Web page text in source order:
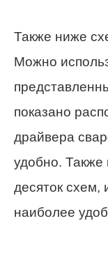
Также ниже
Можно
показано
драйвера
удобно. Также
десяток схем,
наиболее